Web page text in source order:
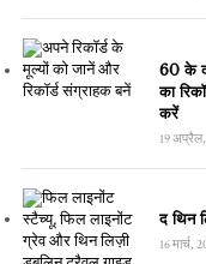
60 के
का
करें
19
द थिन
16 मार्च,